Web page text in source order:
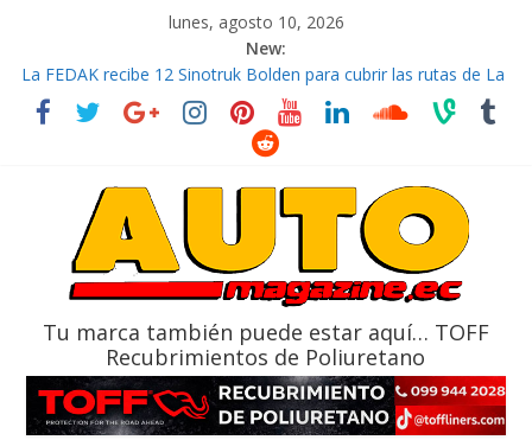
lunes, agosto 10, 2026
New:
La FEDAK recibe 12 Sinotruk Bolden para cubrir las rutas de La
Vuelta
El costo de tener un vehículo gana protagonismo a la hora de
¿Qué puede pasar con tu vehículo si permanece varios días sin
La Vuelta al Ecuador 2026, edición 47ª, recorre 7 provincias en 8
Tu marca también puede estar aquí… TOFF
Recubrimientos de Poliuretano